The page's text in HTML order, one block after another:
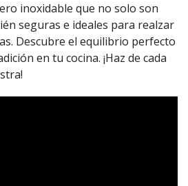
inoxidable que no solo son
seguras e ideales para realzar
Descubre el equilibrio perfecto
en tu cocina. ¡Haz de cada